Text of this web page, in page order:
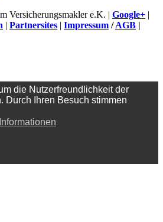
Versicherungsmakler e.K. | Google+ |
| Partnersites | Impressum /AGB |
die Nutzerfreundlichkeit der
Durch Ihren Besuch stimmen